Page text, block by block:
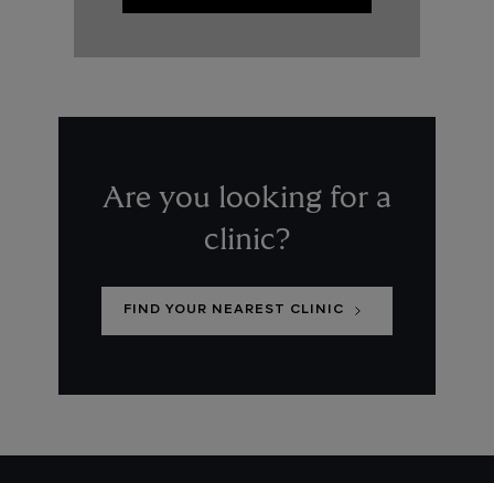
Are you looking for a
clinic?
FIND YOUR NEAREST CLINIC